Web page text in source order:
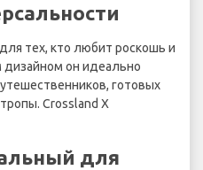
тех, кто любит роскошь и
дизайном он идеально
готовых
Crossland X
для